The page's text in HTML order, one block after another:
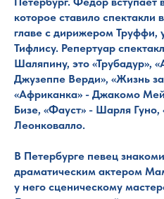
которое ставило спектакли
главе с дирижером Труффи,
Тифлису. Репертуар
Шаляпину, это «Трубадур»,
Джузеппе Верди», «Жизнь
«Африканка» - Джакомо
Бизе, «Фауст» - Шарля
Леонковалло.
В Петербурге певец
драматическим актером
у него сценическому